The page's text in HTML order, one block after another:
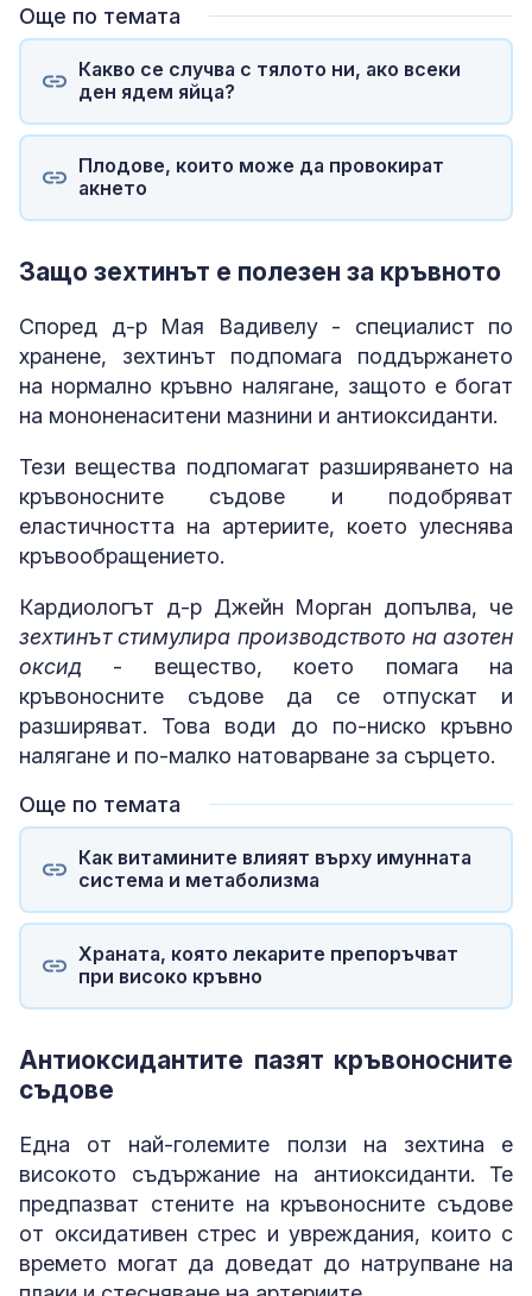
Още по темата
Какво се случва с тялото ни, ако всеки
ден ядем яйца?
Плодове, които може да провокират
акнето
Защо зехтинът е полезен за кръвното
Според д-р Мая Вадивелу - специалист по
хранене, зехтинът подпомага поддържането
на нормално кръвно налягане, защото е богат
на мононенаситени мазнини и антиоксиданти.
Тези вещества подпомагат разширяването на
кръвоносните съдове и подобряват
еластичността на артериите, което улеснява
кръвообращението.
Кардиологът д-р Джейн Морган допълва, че
зехтинът стимулира производството на азотен
оксид - вещество, което помага на
кръвоносните съдове да се отпускат и
разширяват. Това води до по-ниско кръвно
налягане и по-малко натоварване за сърцето.
Още по темата
Как витамините влияят върху имунната
система и метаболизма
Храната, която лекарите препоръчват
при високо кръвно
Антиоксидантите пазят кръвоносните
съдове
Една от най-големите ползи на зехтина е
високото съдържание на антиоксиданти. Те
предпазват стените на кръвоносните съдове
от оксидативен стрес и увреждания, които с
времето могат да доведат до натрупване на